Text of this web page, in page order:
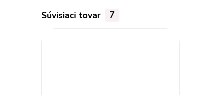
Súvisiaci tovar 7